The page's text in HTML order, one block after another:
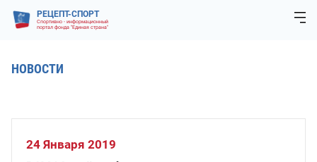
РЕЦЕПТ-СПОРТ
Спортивно - информационный
портал фонда "Единая страна"
НОВОСТИ
24 Января 2019